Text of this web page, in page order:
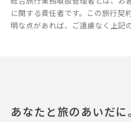
に関する責任者です。この旅行契
明な点があれば、ご遠慮なく上記
あなたと旅のあいだに